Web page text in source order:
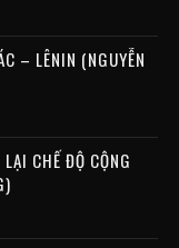
– LÊNIN (NGUYỄN
CHẾ ĐỘ CỘNG